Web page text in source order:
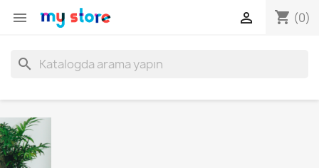
 shopping_cart (0)

search